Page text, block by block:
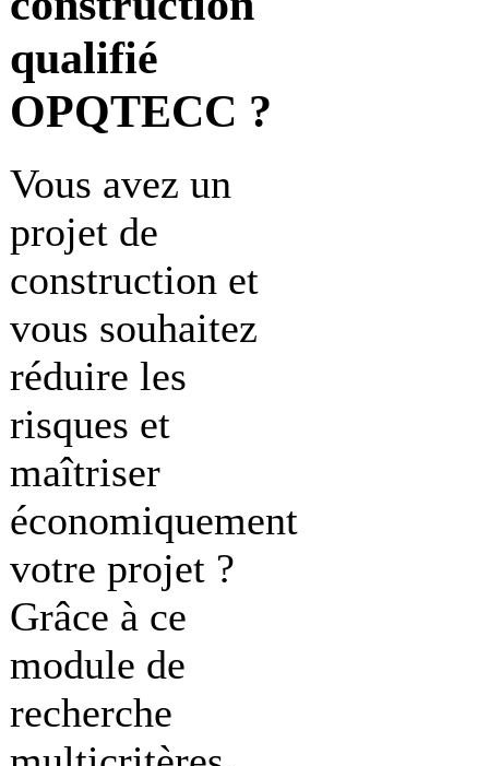
qualifié
OPQTECC ?
Vous avez un
projet de
construction et
vous souhaitez
réduire les
risques et
maîtriser
économiquement
votre projet ?
Grâce à ce
module de
recherche